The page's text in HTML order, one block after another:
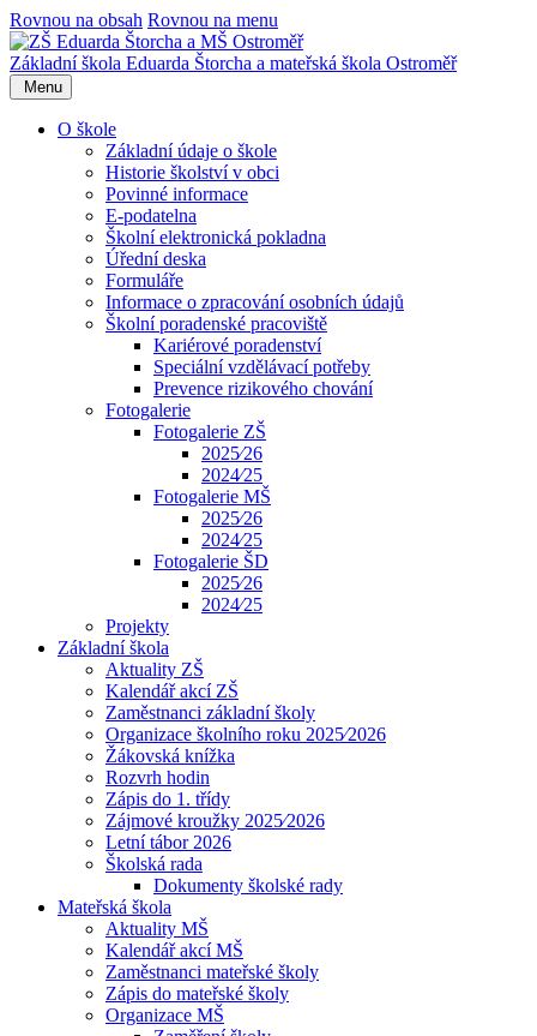
Rovnou na obsah Rovnou na menu
Základní škola Eduarda Štorcha a mateřská škola Ostroměř
Menu
O škole
Základní údaje o škole
Historie školství v obci
Povinné informace
E-podatelna
Školní elektronická pokladna
Úřední deska
Formuláře
Informace o zpracování osobních údajů
Školní poradenské pracoviště
Kariérové poradenství
Speciální vzdělávací potřeby
Prevence rizikového chování
Fotogalerie
Fotogalerie ZŠ
2025⁄26
2024⁄25
Fotogalerie MŠ
2025⁄26
2024⁄25
Fotogalerie ŠD
2025⁄26
2024⁄25
Projekty
Základní škola
Aktuality ZŠ
Kalendář akcí ZŠ
Zaměstnanci základní školy
Organizace školního roku 2025⁄2026
Žákovská knížka
Rozvrh hodin
Zápis do 1. třídy
Zájmové kroužky 2025⁄2026
Letní tábor 2026
Školská rada
Dokumenty školské rady
Mateřská škola
Aktuality MŠ
Kalendář akcí MŠ
Zaměstnanci mateřské školy
Zápis do mateřské školy
Organizace MŠ